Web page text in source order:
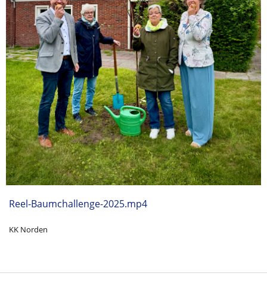
Reel-Baumchallenge-2025.mp4
KK Norden